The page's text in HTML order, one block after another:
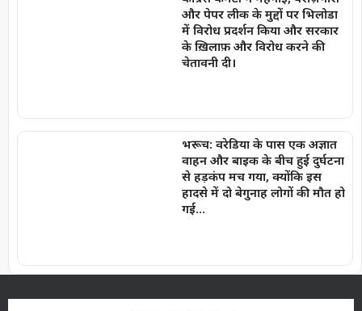
और पेपर लीक के मुद्दों पर भिलोडा
में विरोध प्रदर्शन किया और सरकार
के ख़िलाफ़ और विरोध करने की
चेतावनी दी।
भरूच: वरेडिया के पास एक अज्ञात
वाहन और बाइक के बीच हुई दुर्घटना
से हड़कंप मच गया, क्योंकि इस
हादसे में दो बेगुनाह लोगों की मौत हो
गई…